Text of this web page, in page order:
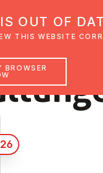
News
OUT OF
THIS WEBSITE
BROWSER